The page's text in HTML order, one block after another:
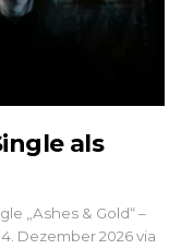
als
„Ashes & Gold“ –
Dezember 2026 via